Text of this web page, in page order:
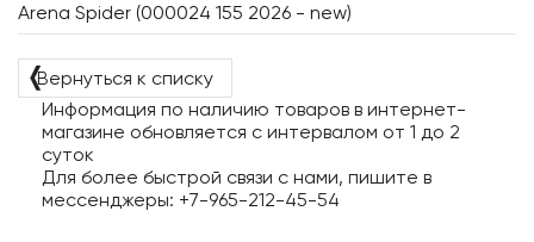
Arena Spider (000024 155 2026 - new)
❬Вернуться к списку
Информация по наличию товаров в интернет-
магазине обновляется с интервалом от 1 до 2
суток
Для более быстрой связи с нами, пишите в
мессенджеры: +7-965-212-45-54